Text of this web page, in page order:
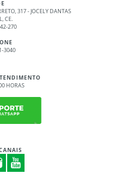
317 - JOCELY DANTAS
CE.
270
3040
HORAS